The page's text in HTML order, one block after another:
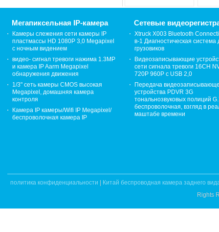
Мегапиксельная IP-камера
Камеры слежения сети камеры IP
пластмассы HD 1080P 3,0 Megapixel
с ночным видением
видео- сигнал тревоги нажима 1.3MP
и камера IP Aarm Megapixel
обнаружения движения
1/3" сеть камеры CMOS высокая
Megapixel, домашняя камера
контроля
Камера IP камеры/Wifi IP Megapixel/
беспроволочная камера IP
Сетевые
Xtruck X003 Bluetooth
в-1 Диагностическая система
грузовиков
Видеозаписывающие
сети сигнала тревоги 16CH
720P 960P с USB 2,0
Передача
устройства PDVR 3G
тональнозвуковых полиций
беспроволочная, взгляд в
маштабе времени
политика конфиденциальности
Китай беспроводная камера заднего
Rights